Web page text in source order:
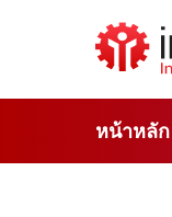
หน้าหลัก